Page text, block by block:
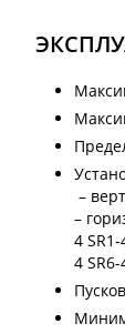
–
–
4
4